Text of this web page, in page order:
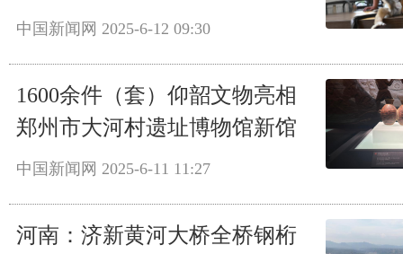
中国新闻网 2025-6-12 09:30
1600余件（套）仰韶文物亮相
郑州市大河村遗址博物馆新馆
中国新闻网 2025-6-11 11:27
河南：济新黄河大桥全桥钢桁